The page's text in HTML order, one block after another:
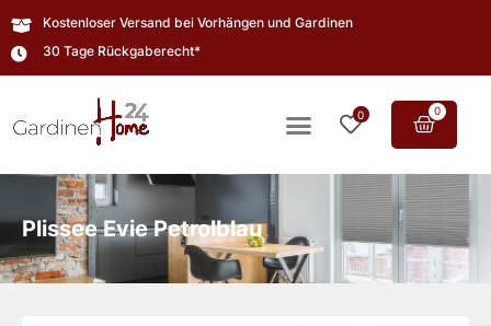
Kostenloser Versand bei Vorhängen und Gardinen
30 Tage Rückgaberecht*
0 0
Plissee Evie Petrolblau